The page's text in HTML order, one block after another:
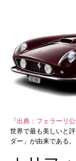
『出典：フェラーリ公
世界で最も美しいと
ダー」が由来である。